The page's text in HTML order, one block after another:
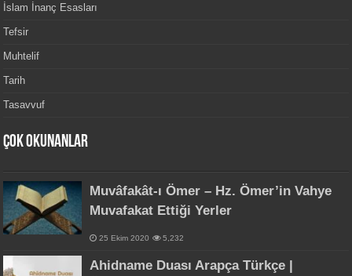
İslam İnanç Esasları
Tefsir
Muhtelif
Tarih
Tasavvuf
Çok Okunanlar
Muvâfakât-ı Ömer – Hz. Ömer’in Vahye
Muvafakat Ettiği Yerler
25 Ekim 2020 5,232
Ahidname Duası Arapça Türkçe |